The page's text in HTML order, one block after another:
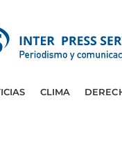
CLIMA